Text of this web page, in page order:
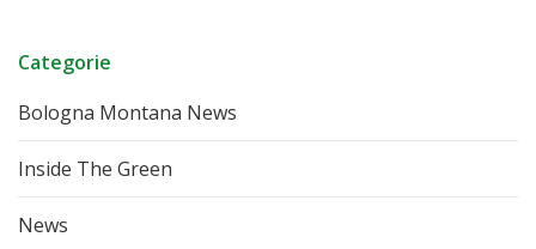
Categorie
Bologna Montana News
Inside The Green
News